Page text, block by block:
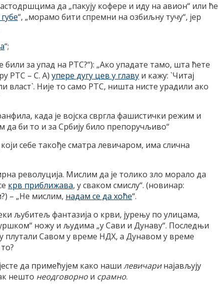
да „пакују кофере и иду на авион“ или ће
“, „морамо бити спремни на озбиљну тучу“, јер
“;
за упад на РТС?“): „Ако упадате тамо, шта ћете
РТС – С. А) упере дугу цев у главу и кажу: `Читај
власт`. Није то само РТС, ништа нисте урадили ако
када је војска свргла фашистички режим и
да би то и за Србију било препоручљиво“
себе такође сматра левичаром, има слична
револуција. Мислим да је толико зло морало да
крв приближава, у сваком смислу“. (новинар:
– „Не мислим, надам се да хоће“.
љубитељ фантазија о крви, јурењу по улицама,
ножу и људима „у Сави и Дунаву“. Последњи
плутали Савом у време НДХ, а Дунавом у време
да примећујем како наши левичаринајављују
нешто неодговорно и срамно.